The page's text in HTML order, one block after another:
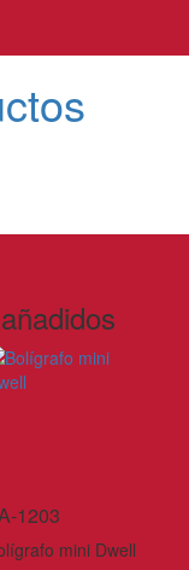
1203
mini Dwell